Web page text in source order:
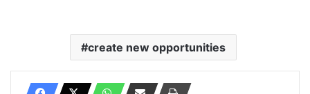
create new opportunities